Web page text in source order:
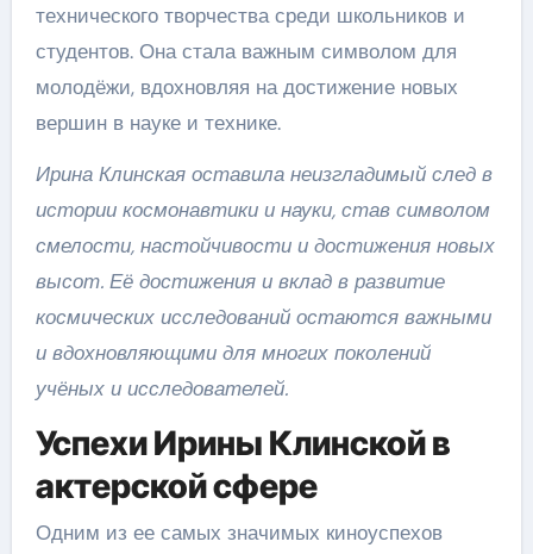
технического творчества среди школьников и
студентов. Она стала важным символом для
молодёжи, вдохновляя на достижение новых
вершин в науке и технике.
Ирина Клинская оставила неизгладимый след в
истории космонавтики и науки, став символом
смелости, настойчивости и достижения новых
высот. Её достижения и вклад в развитие
космических исследований остаются важными
и вдохновляющими для многих поколений
учёных и исследователей.
Успехи Ирины Клинской в
актерской сфере
Одним из ее самых значимых киноуспехов